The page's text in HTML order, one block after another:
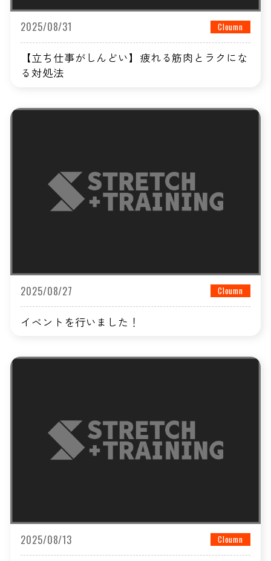
2025/08/31 Cloumn
【立ち仕事がしんどい】疲れる筋肉とラクにな
る対処法
2025/08/27 Cloumn
イベントを行いました！
2025/08/13 Cloumn